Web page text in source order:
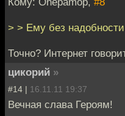
> > Ему без
Точно? Интернет
цикорий »
#14 | 16.11.11 19:37
Вечная слава Героям!